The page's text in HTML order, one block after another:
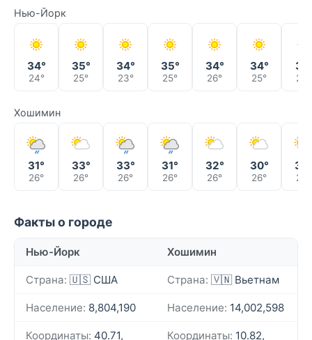
Нью-Йорк
34°
24°
35°
25°
34°
23°
35°
25°
34°
26°
34°
25°
31°
25°
Хошимин
31°
26°
33°
26°
33°
26°
31°
26°
32°
26°
30°
26° 26°
Факты о городе
Нью-Йорк Хошимин
Страна: 🇺🇸 США Страна: 🇻🇳 Вьетнам
Население: 8,804,190 Население: 14,002,598
Координаты: 40.71, Координаты: 10.82,